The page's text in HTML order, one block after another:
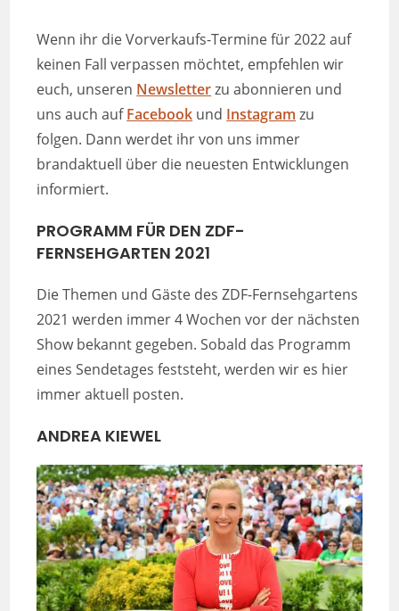
Wenn ihr die Vorverkaufs-Termine für 2022 auf
keinen Fall verpassen möchtet, empfehlen wir
euch, unseren Newsletterzu abonnieren und
uns auch aufFacebook und Instagram zu
folgen. Dann werdet ihr von uns immer
brandaktuell über die neuesten Entwicklungen
informiert.
PROGRAMM FÜR DEN ZDF-
FERNSEHGARTEN 2021
Die Themen und Gäste des ZDF-Fernsehgartens
2021 werden immer 4 Wochen vor der nächsten
Show bekannt gegeben. Sobald das Programm
eines Sendetages feststeht, werden wir es hier
immer aktuell posten.
ANDREA KIEWEL